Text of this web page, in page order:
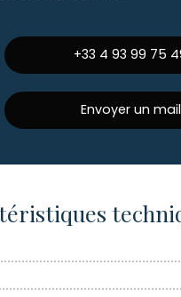
+33 4 93 99 75
Envoyer un mail